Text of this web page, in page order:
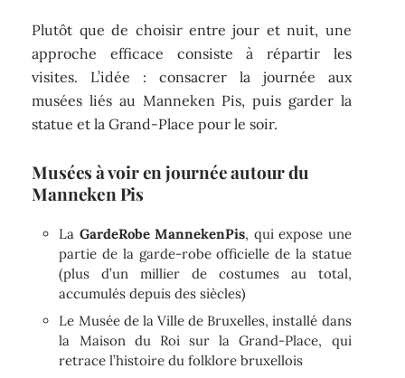
Plutôt que de choisir entre jour et nuit, une
approche efficace consiste à répartir les
visites. L’idée : consacrer la journée aux
musées liés au Manneken Pis, puis garder la
statue et la Grand-Place pour le soir.
Musées à voir en journée autour du
Manneken Pis
La GardeRobe MannekenPis, qui expose une
partie de la garde-robe officielle de la statue
(plus d’un millier de costumes au total,
accumulés depuis des siècles)
Le Musée de la Ville de Bruxelles, installé dans
la Maison du Roi sur la Grand-Place, qui
retrace l’histoire du folklore bruxellois